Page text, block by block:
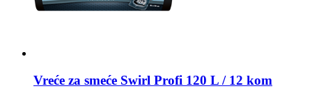
Vreće za smeće Swirl Profi 120 L / 12 kom